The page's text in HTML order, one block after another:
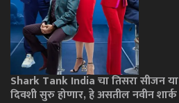
Shark Tank India चा तिसरा सीजन या
दिवशी सुरु होणार, हे असतील नवीन शार्क